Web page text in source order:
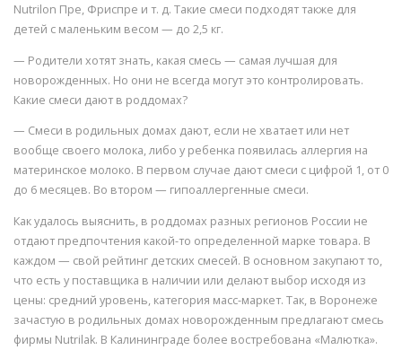
Nutrilon Пре, Фриспре и т. д. Такие смеси подходят также для
детей с маленьким весом — до 2,5 кг.
— Родители хотят знать, какая смесь — самая лучшая для
новорожденных. Но они не всегда могут это контролировать.
Какие смеси дают в роддомах?
— Смеси в родильных домах дают, если не хватает или нет
вообще своего молока, либо у ребенка появилась аллергия на
материнское молоко. В первом случае дают смеси с цифрой 1, от 0
до 6 месяцев. Во втором — гипоаллергенные смеси.
Как удалось выяснить, в роддомах разных регионов России не
отдают предпочтения какой-то определенной марке товара. В
каждом — свой рейтинг детских смесей. В основном закупают то,
что есть у поставщика в наличии или делают выбор исходя из
цены: средний уровень, категория масс-маркет. Так, в Воронеже
зачастую в родильных домах новорожденным предлагают смесь
фирмы Nutrilak. В Калининграде более востребована «Малютка».